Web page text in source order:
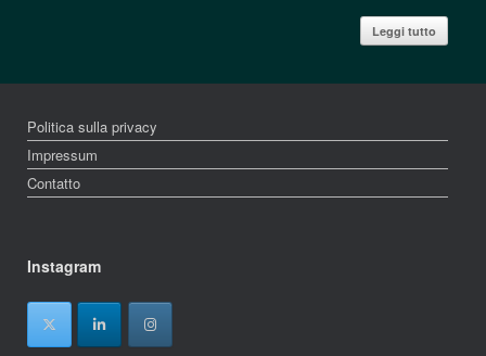
Leggi tutto
Politica sulla privacy
Impressum
Contatto
Instagram